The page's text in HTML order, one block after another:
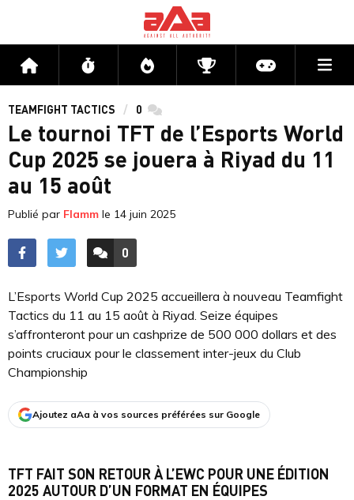
Accueil Flux Directs CompétitionsActu jeux
TEAMFIGHT TACTICS 0 commentaires
Le tournoi TFT de l’Esports World
Cup 2025 se jouera à Riyad du 11
au 15 août
Publié par Flamm le 14 juin 2025
ACCÉDER AUX
0
COMMENTAIRES
L’Esports World Cup 2025 accueillera à nouveau Teamfight
Tactics du 11 au 15 août à Riyad. Seize équipes
s’affronteront pour un cashprize de 500 000 dollars et des
points cruciaux pour le classement inter-jeux du Club
Championship
Ajoutez aAa à vos sources préférées sur Google
TFT FAIT SON RETOUR À L’EWC POUR UNE ÉDITION
2025 AUTOUR D’UN FORMAT EN ÉQUIPES